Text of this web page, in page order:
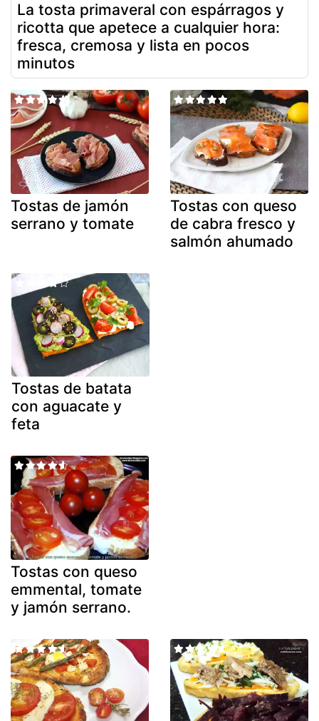
La tosta primaveral con espárragos y
ricotta que apetece a cualquier hora:
fresca, cremosa y lista en pocos
minutos
Tostas de jamón
serrano y tomate
Tostas con queso
de cabra fresco y
salmón ahumado
Tostas de batata
con aguacate y
feta
Tostas con queso
emmental, tomate
y jamón serrano.